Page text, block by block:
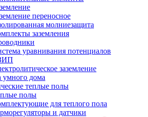
переносное
молниезащита
заземления
уравнивания потенциалов
заземление
умного дома
теплые полы
полы
для теплого пола
и датчики